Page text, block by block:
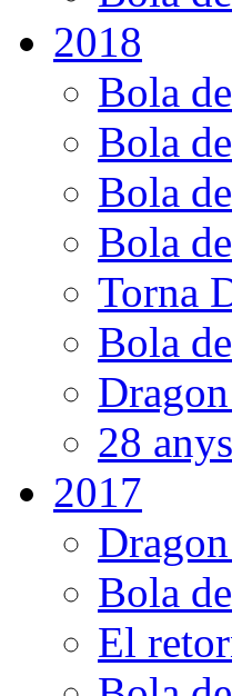
2018
Bola
Bola
Bola
Bola
Torna
Bola
28
2017
Bola
El